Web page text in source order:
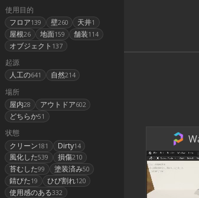
使用目的
フロア139 壁260 天井1
屋根26 地面159 舗装114
オブジェクト 137
起源
人工の641 自然214
場所
屋内28 アウトドア602
どちらか51
状態
クリーン181 Dirty14
風化した539 損傷210
苔むした99 塗装済み50
錆びた19 ひび割れ120
使用感のある332